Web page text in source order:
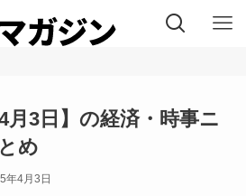
4月3日】の経済・時事ニ
め
年4月3日